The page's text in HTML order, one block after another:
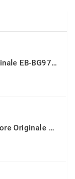
Batteria Samsung Originale EB-BG973ABU Per Galaxy S10 (SM-G973)
Adesivo Cover Posteriore Originale Galaxy S10 (SM-G973)